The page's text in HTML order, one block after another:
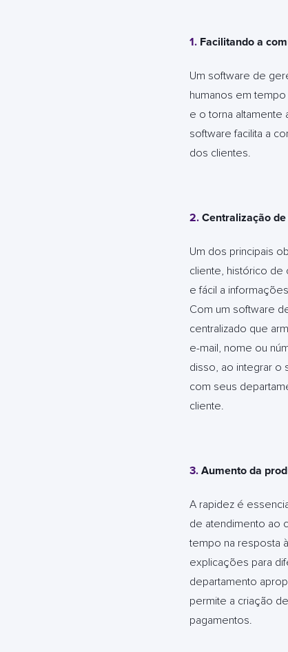
1.Facilitando a
Um software de
humanos em
e o torna
software facilita a
dos clientes.
2.Centralização
Um dos principais
cliente, histórico
e fácil a
Com um software
centralizado que
e-mail, nome ou
disso, ao integrar o
com seus
cliente.
3.Aumento da
A rapidez é
de atendimento ao
tempo na resposta
explicações para
departamento
permite a criação
pagamentos.